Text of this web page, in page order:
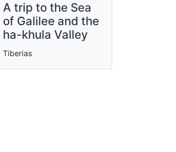
A trip to the Sea
of ​​Galilee and the
ha-khula Valley
Tiberias